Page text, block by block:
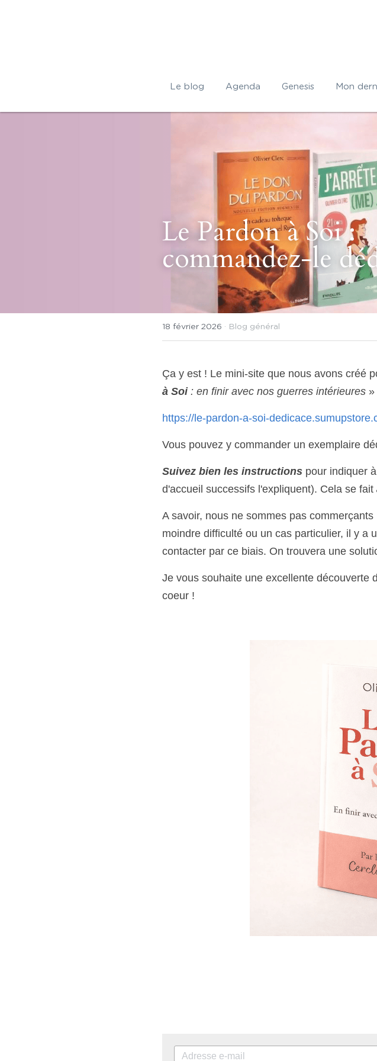
Le blog Agenda Genesis Mon
Le Pardon à Soi :
commandez-le
18 février 2026 · Blog général
Ça y est ! Le mini-site que nous avons créé
à Soi : en finir avec nos guerres intérieures
https://le-pardon-a-soi-
Vous pouvez y commander un exemplaire
Suivez bien les instructions pour indiquer
d'accueil successifs l'expliquent). Cela se fait
A savoir, nous ne sommes pas
moindre difficulté ou un cas particulier, il y a
contacter par ce biais. On trouvera une
Je vous souhaite une excellente découverte
coeur !